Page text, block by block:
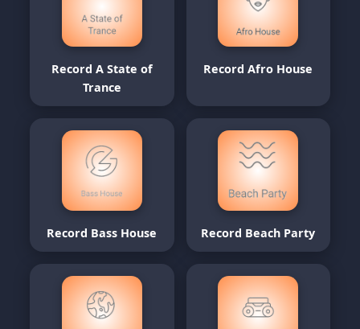
Record A State of
Trance
Record Afro House
Record Bass House Record Beach Party